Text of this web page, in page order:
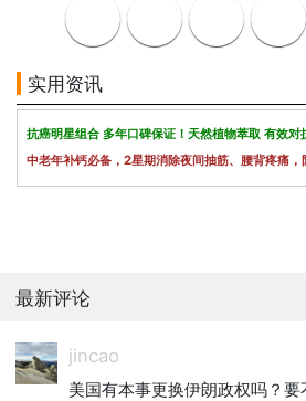
实用资讯
抗癌明星组合 多年口碑保证！天然植物萃取 有效对
中老年补钙必备，2星期消除夜间抽筋、腰背疼痛
最新评论
jincao
美国有本事更换伊朗政权吗？